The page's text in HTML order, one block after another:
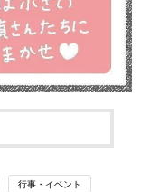
行事・イベント